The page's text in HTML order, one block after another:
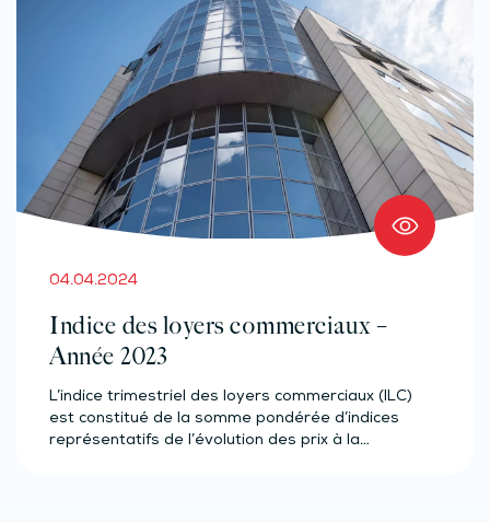
04.04.2024
Indice des loyers commerciaux –
Année 2023
L’indice trimestriel des loyers commerciaux (ILC)
est constitué de la somme pondérée d’indices
représentatifs de l’évolution des prix à la…